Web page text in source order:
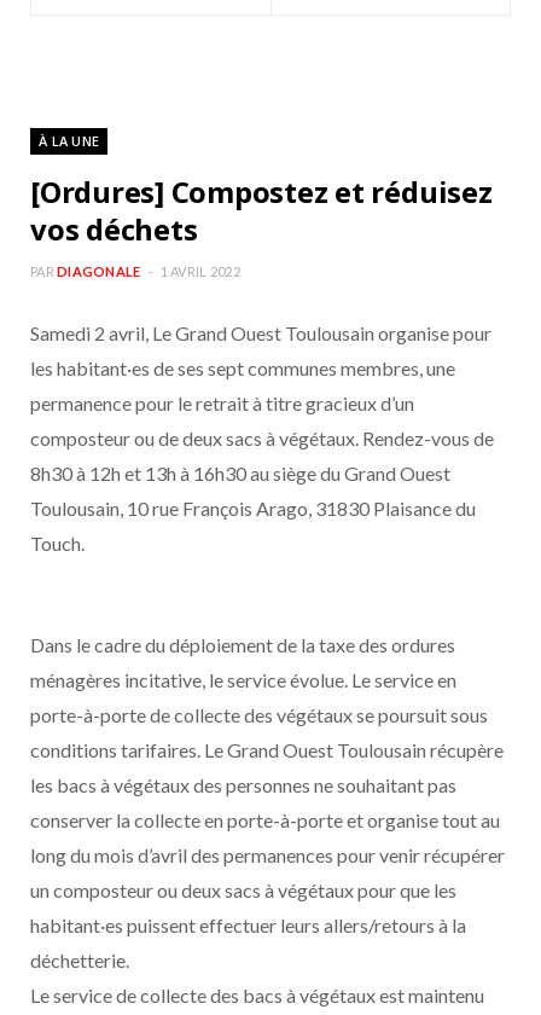
À LA UNE
[Ordures] Compostez et réduisez
vos déchets
PAR DIAGONALE 1 AVRIL 2022
Samedi 2 avril, Le Grand Ouest Toulousain organise pour
les habitant·es de ses sept communes membres, une
permanence pour le retrait à titre gracieux d’un
composteur ou de deux sacs à végétaux. Rendez-vous de
8h30 à 12h et 13h à 16h30 au siège du Grand Ouest
Toulousain, 10 rue François Arago, 31830 Plaisance du
Touch.
Dans le cadre du déploiement de la taxe des ordures
ménagères incitative, le service évolue. Le service en
porte-à-porte de collecte des végétaux se poursuit sous
conditions tarifaires. Le Grand Ouest Toulousain récupère
les bacs à végétaux des personnes ne souhaitant pas
conserver la collecte en porte-à-porte et organise tout au
long du mois d’avril des permanences pour venir récupérer
un composteur ou deux sacs à végétaux pour que les
habitant·es puissent effectuer leurs allers/retours à la
déchetterie.
Le service de collecte des bacs à végétaux est maintenu